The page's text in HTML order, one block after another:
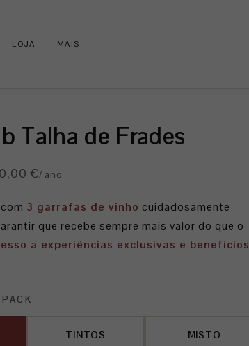
LOJA MAIS
Talha de Frades
€/ ano
3 garrafas de vinho cuidadosamente
que recebe sempre mais valor do que o
a experiências exclusivas e benefícios
TINTOS MISTO